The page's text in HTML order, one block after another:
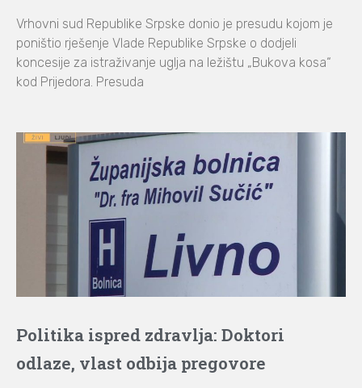
Vrhovni sud Republike Srpske donio je presudu kojom je
poništio rješenje Vlade Republike Srpske o dodjeli
koncesije za istraživanje uglja na ležištu „Bukova kosa“
kod Prijedora. Presuda
Politika ispred zdravlja: Doktori
odlaze, vlast odbija pregovore